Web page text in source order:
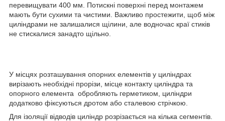
перевищувати 400 мм. Потискні поверхні перед монтажем
мають бути сухими та чистими. Важливо простежити, щоб між
циліндрами не залишалися щілини, але водночас краї стиків
не стискалися занадто щільно.
У місцях розташування опорних елементів у циліндрах
вирізають необхідні прорізи, місце контакту циліндра та
опорного елемента обробляють герметиком, циліндри
додатково фіксуються дротом або сталевою стрічкою.
Для ізоляції відводів циліндр розрізається на кілька сегментів.